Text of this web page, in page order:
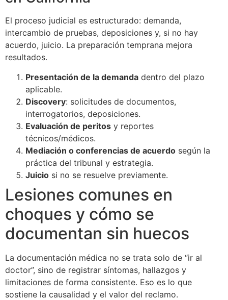
El proceso judicial es estructurado: demanda,
intercambio de pruebas, deposiciones y, si no hay
acuerdo, juicio. La preparación temprana mejora
resultados.
Presentación de la demanda dentro del plazo
aplicable.
Discovery: solicitudes de documentos,
interrogatorios, deposiciones.
Evaluación de peritos y reportes
técnicos/médicos.
Mediación o conferencias de acuerdo según la
práctica del tribunal y estrategia.
Juicio si no se resuelve previamente.
Lesiones comunes en
choques y cómo se
documentan sin huecos
La documentación médica no se trata solo de “ir al
doctor”, sino de registrar síntomas, hallazgos y
limitaciones de forma consistente. Eso es lo que
sostiene la causalidad y el valor del reclamo.